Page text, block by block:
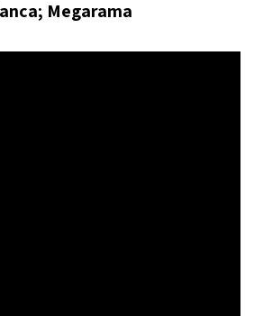
Megarama